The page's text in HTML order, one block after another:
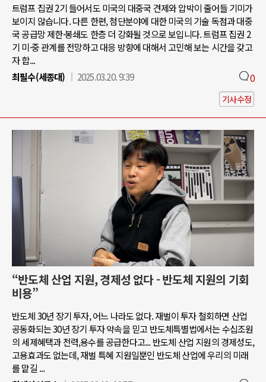
트럼프 집권 2기 들어서도 미국의 대중국 견제와 압박이 줄어들 기미가
보이지 않습니다. 다른 한편, 첨단분야에 대한 미국의 기술 독점과 대중
국 공급망 제한·봉쇄도 한층 더 강화될 것으로 보입니다. 트럼프 집권 2
기 미·중 관계를 전망하고 대응 방향에 대해서 고민해 보는 시간을 갖고
자 합...
최필수(세종대)
2025.03.20. 9:39 0
기사수정
“반도체 산업 지원, 경제성 없다 - 반도체 지원의 기회
비용”
반도체 30년 장기 투자, 어느 나라도 없다. 재벌이 투자 철회하면 산업
공동화되는 30년 장기 투자 약속을 믿고 반도체특별법에서는 수십조원
의 세제혜택과 전력,용수를 공급한다고... 반도체 산업 지원의 경제성도,
고용효과도 없는데, 재벌 특혜 지원일뿐인 반도체 산업에 우리의 미래
를 맡길 ...